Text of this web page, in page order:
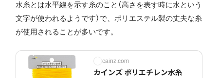
水糸とは水平線を示す糸のこと（高さを表す時に水という
文字が使われるようです）で、ポリエステル製の丈夫な糸
が使用されることが多いです。
cainz.com
カインズ ポリエチレン水糸